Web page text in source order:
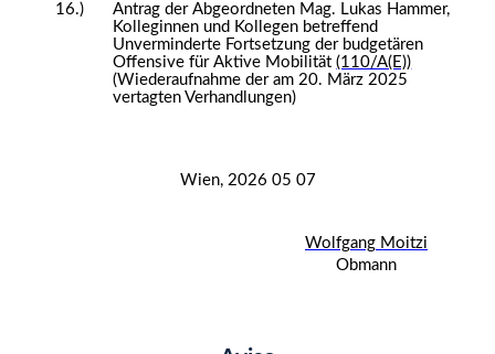
16.)
Antrag der Abgeordneten Mag. Lukas Hammer,
Kolleginnen und Kollegen betreffend
Unverminderte Fortsetzung der budgetären
Offensive für Aktive Mobilität(110/A(E))
(Wiederaufnahme der am 20. März 2025
vertagten Verhandlungen)
Wien, 2026 05 07
Wolfgang Moitzi
Obmann